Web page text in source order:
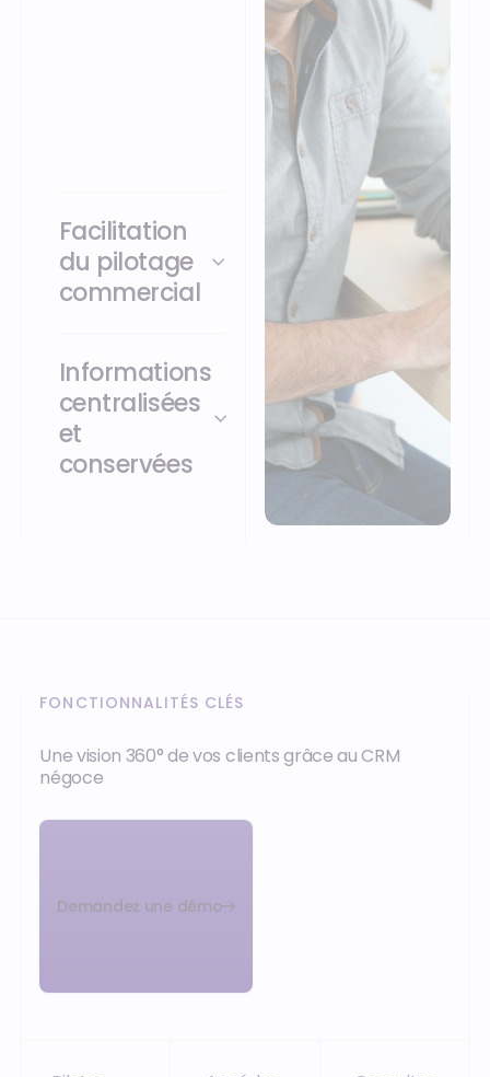
Facilitation
du pilotage
commercial
Informations
centralisées
et
conservées
FONCTIONNALITÉS CLÉS
Une vision 360° de vos clients grâce au CRM
négoce
Demandez une démo